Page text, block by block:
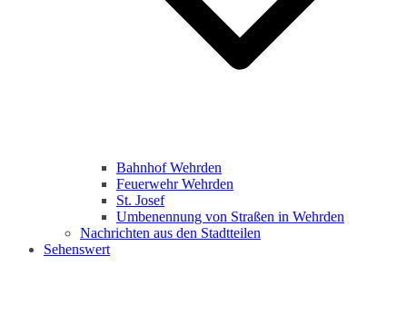
Bahnhof Wehrden
Feuerwehr Wehrden
St. Josef
Umbenennung von Straßen in Wehrden
Nachrichten aus den Stadtteilen
Sehenswert